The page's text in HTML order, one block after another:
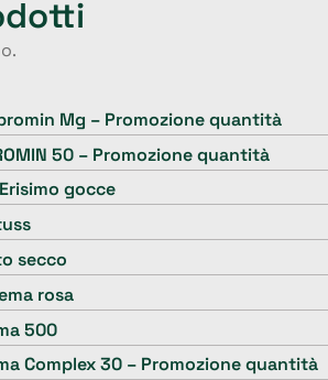
Mg – Promozione quantità
50 – Promozione quantità
gocce
secco
rosa
500
Complex 30 – Promozione quantità